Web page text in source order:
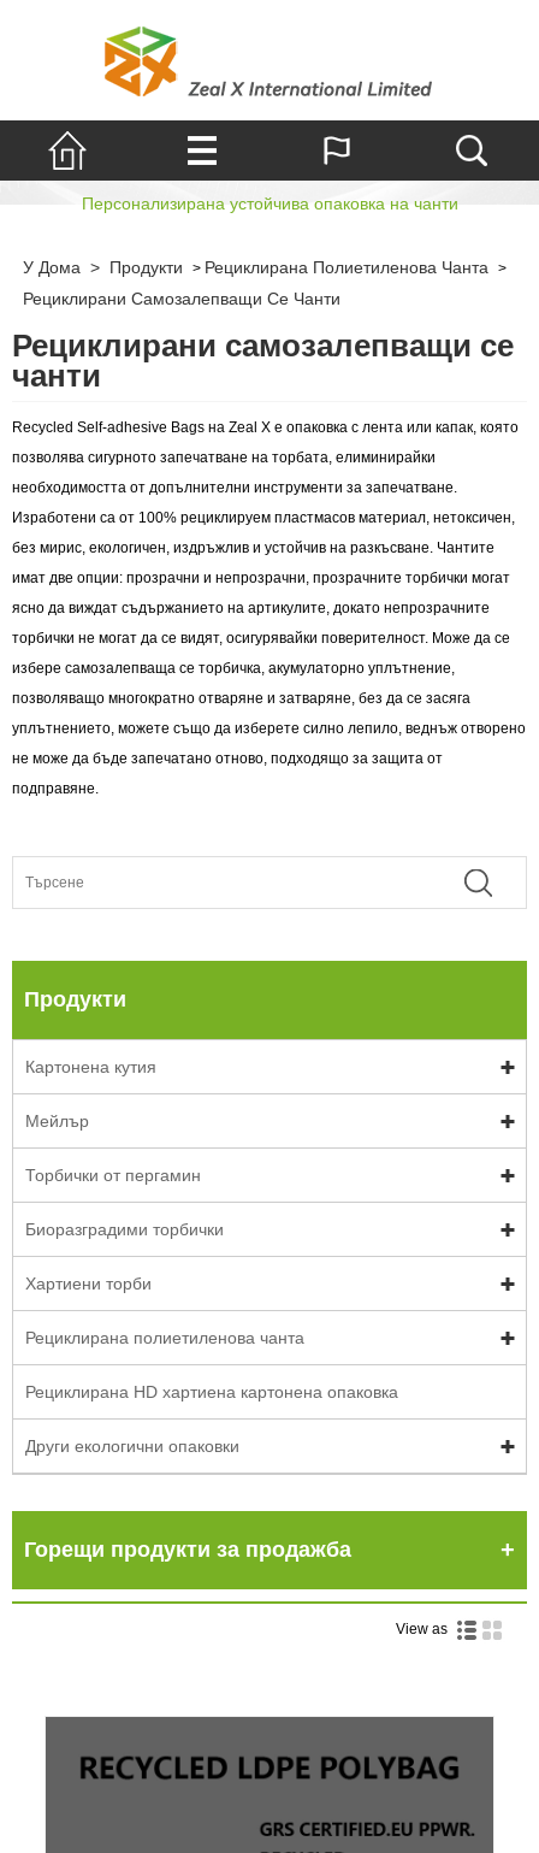
Самозалепващи се чанти
Персонализирана устойчива опаковка на чанти
У Дома > Продукти > Рециклирана Полиетиленова Чанта >
Рециклирани Самозалепващи Се Чанти
Рециклирани самозалепващи се
чанти
Recycled Self-adhesive Bags на Zeal X е опаковка с лента или капак, която
позволява сигурното запечатване на торбата, елиминирайки
необходимостта от допълнителни инструменти за запечатване.
Изработени са от 100% рециклируем пластмасов материал, нетоксичен,
без мирис, екологичен, издръжлив и устойчив на разкъсване. Чантите
имат две опции: прозрачни и непрозрачни, прозрачните торбички могат
ясно да виждат съдържанието на артикулите, докато непрозрачните
торбички не могат да се видят, осигурявайки поверителност. Може да се
избере самозалепваща се торбичка, акумулаторно уплътнение,
позволяващо многократно отваряне и затваряне, без да се засяга
уплътнението, можете също да изберете силно лепило, веднъж отворено
не може да бъде запечатано отново, подходящо за защита от
подправяне.
Продукти
Картонена кутия
Мейлър
Торбички от пергамин
Биоразградими торбички
Хартиени торби
Рециклирана полиетиленова чанта
Рециклирана HD хартиена картонена опаковка
Други екологични опаковки
Горещи продукти за продажба
View as